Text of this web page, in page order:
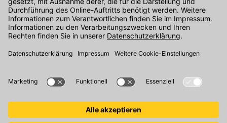
Uhr unter der Telefonnummer07071 / 151-151für Sie erreichbar.
Alternativ können Sie unser Kontaktformular nutzen.
Den Kontakt direkt in unsere Niederlassungen finden Sie